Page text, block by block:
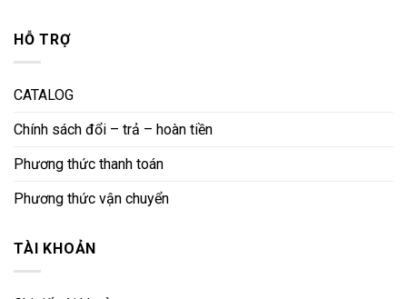
HỖ TRỢ
CATALOG
Chính sách đổi – trả – hoàn tiền
Phương thức thanh toán
Phương thức vận chuyển
TÀI KHOẢN